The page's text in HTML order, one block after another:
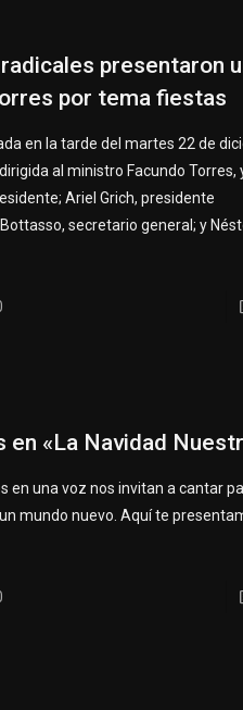
presentaron
por tema fiestas
en la tarde del martes 22 de
al ministro Facundo Torres,
Ariel Grich, presidente
secretario general; y
en «La Navidad
en una voz nos invitan a cantar
mundo nuevo. Aquí te